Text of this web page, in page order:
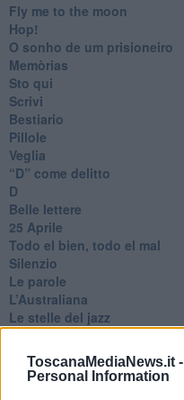
ToscanaMediaNews.it -
Personal Information
Fly me to the moon
Hop!
O sonho de um prisioneiro
Memòrias
Sto qui
Scrivi
Bestiario
Pillole
Veglia
​“D” come delitto
D
Belle lettere
25 Aprile
Todo el bien, todo el mal
Silenzio
Le parole
​L’Australiana
Le stelle del jazz
Vita & morte
Auguri
Moro